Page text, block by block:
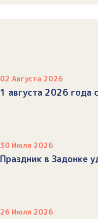
02 Августа 2026
1 августа 2026 года
30 Июля 2026
Праздник в Задонке
26 Июля 2026